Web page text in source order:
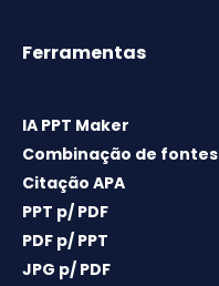
Ferramentas
IA PPT Maker
Combinação de fontes
Citação APA
PPT p/ PDF
PDF p/ PPT
JPG p/ PDF